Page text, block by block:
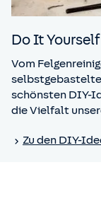
Do It Yourself
Vom
schönsten DIY-
die Vielfalt
Zu den DIY-